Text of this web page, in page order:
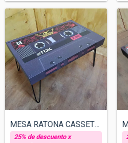
MESA RATONA CASSETTE - AEROSMITH